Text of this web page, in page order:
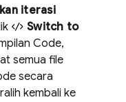
iterasi
Switch to
Code,
semua file
secara
kembali ke